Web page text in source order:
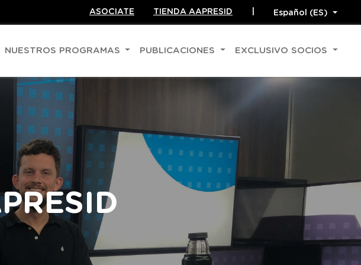
ASOCIATE TIENDA AAPRESID
NUESTROS PROGRAMAS PUBLICACIONES EXCLUSIVO SOCIOS